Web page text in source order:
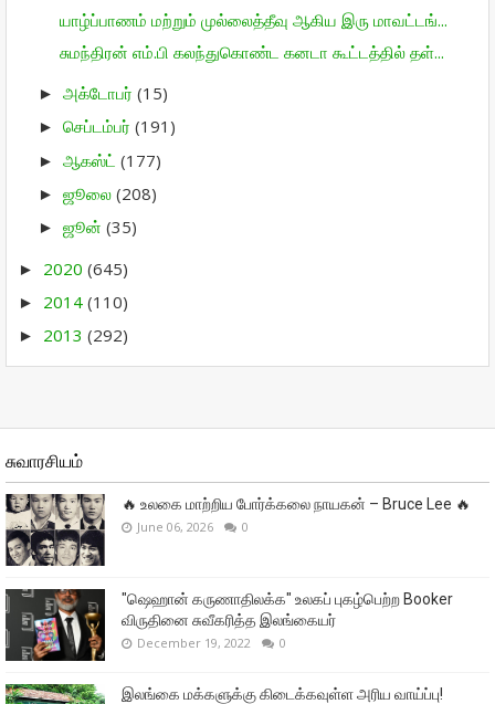
யாழ்ப்பாணம் மற்றும் முல்லைத்தீவு ஆகிய இரு மாவட்டங்...
சுமந்திரன் எம்.பி கலந்துகொண்ட கனடா கூட்டத்தில் தள்...
► அக்டோபர் (15)
► செப்டம்பர் (191)
► ஆகஸ்ட் (177)
► ஜூலை (208)
► ஜூன் (35)
► 2020 (645)
► 2014 (110)
► 2013 (292)
சுவாரசியம்
🔥 உலகை மாற்றிய போர்க்கலை நாயகன் – Bruce Lee 🔥
June 06, 2026 0
"ஷெஹான் கருணாதிலக்க" உலகப் புகழ்பெற்ற Booker
விருதினை சுவீகரித்த இலங்கையர்
December 19, 2022 0
இலங்கை மக்களுக்கு கிடைக்கவுள்ள அரிய வாய்ப்பு!